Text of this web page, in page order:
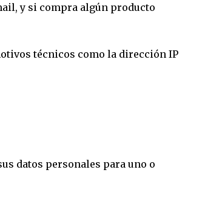
y si compra algún producto
técnicos como la dirección IP
datos personales para uno o